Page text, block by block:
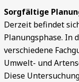
Sorgfältige
Derzeit befindet
Planungsphase. In
verschiedene
Umwelt- und
Diese